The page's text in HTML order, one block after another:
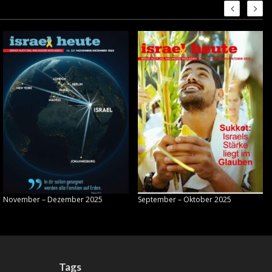
November – Dezember 2025 September – Oktober 2025
Tags